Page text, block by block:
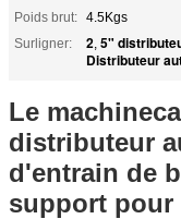
Poids brut: 4.5Kgs
Surligner:
2, 5"
Distributeur
Le
distributeur
d'entrain de
support pour